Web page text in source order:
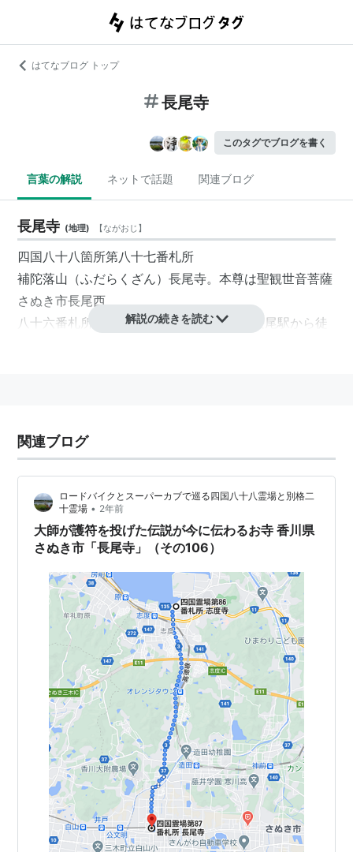
はてなブログ トップ
長尾寺
このタグでブログを書く
言葉の解説 ネットで話題 関連ブログ
長尾寺 (地理) 【ながおじ 】
四国八十八箇所第八十七番札所
補陀落山（ふだらくざん）長尾寺。本尊は聖観世音菩薩
さぬき市長尾西
八十六番札所から2時間。ことでん長尾線長尾駅から徒
解説の続きを読む
関連ブログ
ロードバイクとスーパーカブで巡る四国八十八霊場と別格二
十霊場 • 2年前
大師が護符を投げた伝説が今に伝わるお寺 香川県
さぬき市「長尾寺」（その106）